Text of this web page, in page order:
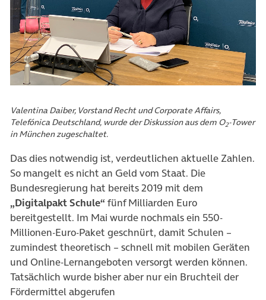
Valentina Daiber, Vorstand Recht und Corporate Affairs,
Telefónica Deutschland, wurde der Diskussion aus dem O2-Tower
in München zugeschaltet.
Das dies notwendig ist, verdeutlichen aktuelle Zahlen.
So mangelt es nicht an Geld vom Staat. Die
Bundesregierung hat bereits 2019 mit dem
„Digitalpakt Schule“ fünf Milliarden Euro
bereitgestellt. Im Mai wurde nochmals ein 550-
Millionen-Euro-Paket geschnürt, damit Schulen –
zumindest theoretisch – schnell mit mobilen Geräten
und Online-Lernangeboten versorgt werden können.
Tatsächlich wurde bisher aber nur ein Bruchteil der
Fördermittel abgerufen